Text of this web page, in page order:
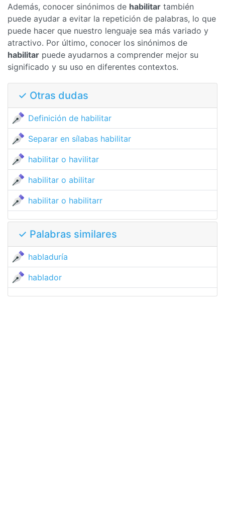
Además, conocer sinónimos de habilitar también
puede ayudar a evitar la repetición de palabras, lo que
puede hacer que nuestro lenguaje sea más variado y
atractivo. Por último, conocer los sinónimos de
habilitar puede ayudarnos a comprender mejor su
significado y su uso en diferentes contextos.
✓ Otras dudas
Definición de habilitar
Separar en sílabas habilitar
habilitar o havilitar
habilitar o abilitar
habilitar o habilitarr
✓ Palabras similares
habladuría
hablador